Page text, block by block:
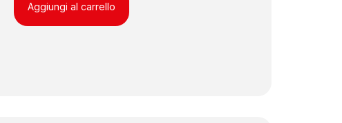
Aggiungi al carrello